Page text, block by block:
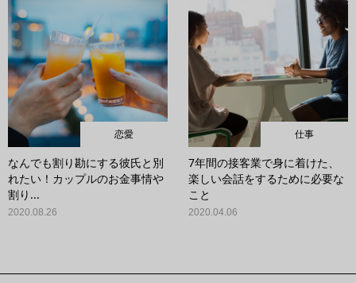
恋愛
なんでも割り勘にする彼氏と別
れたい！カップルのお金事情や
割り...
2020.08.26
仕事
7年間の接客業で身に着けた、
楽しい会話をするために必要な
こと
2020.04.06